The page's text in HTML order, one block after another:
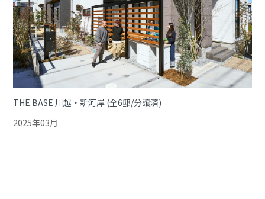
THE BASE 川越・新河岸 (全6邸/分譲済)
2025年03月